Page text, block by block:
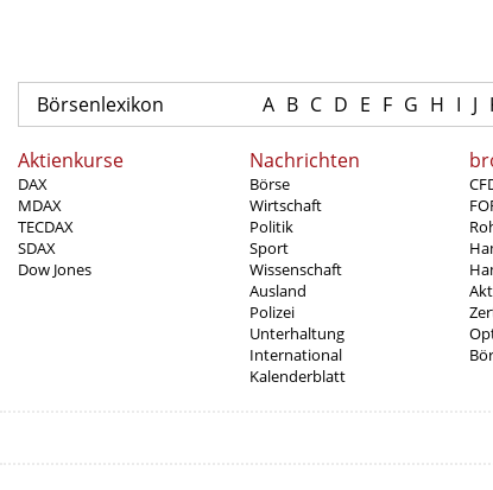
Börsenlexikon A B C D E F G H I J
Aktienkurse
DAX
MDAX
TECDAX
SDAX
Dow Jones
Nachrichten
Börse
Wirtschaft
Politik
Sport
Wissenschaft
Ausland
Polizei
Unterhaltung
International
Kalenderblatt